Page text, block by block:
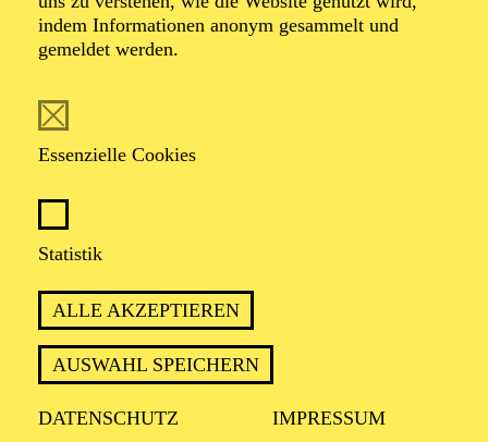
indem Informationen anonym gesammelt und
gemeldet werden.
Essenzielle Cookies
Statistik
ALLE AKZEPTIEREN
AUSWAHL SPEICHERN
DATENSCHUTZ IMPRESSUM
Anmeldung unter
kulturvermittlung@tup-online.de
PHILHARMONIE ESSEN
Donnerstag
Alfried Krupp Saal
PHILHARMONIE ENTDECKEN ·
KOMPOSITIONSPROJEKT
WAS MIR DIE NATUR
ERZÄHLT
KOMPOSITIONSPROJEKT FÜR
WEITERFÜHRENDE SCHULEN